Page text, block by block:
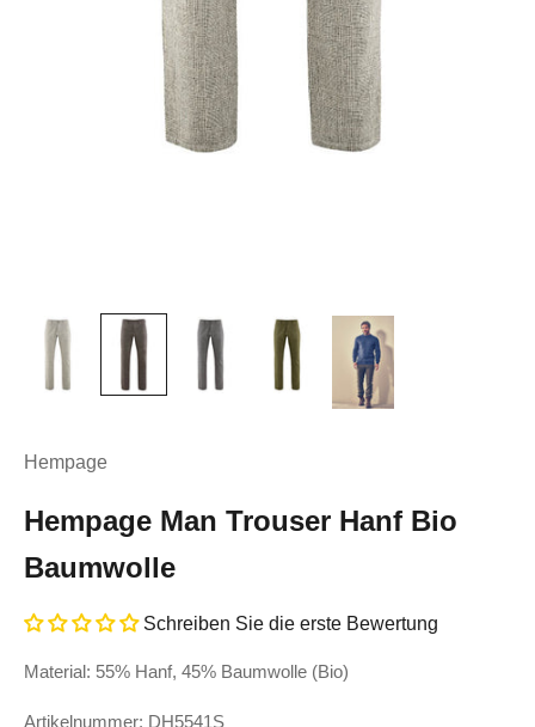
Hempage
Hempage Man Trouser Hanf Bio
Baumwolle
Schreiben Sie die erste Bewertung
Material: 55% Hanf, 45% Baumwolle (Bio)
Artikelnummer: DH5541S